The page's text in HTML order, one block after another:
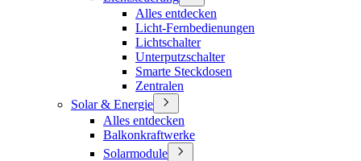
Alles entdecken
Licht-Fernbedienungen
Lichtschalter
Unterputzschalter
Smarte Steckdosen
Zentralen
Solar & Energie
Alles entdecken
Balkonkraftwerke
Solarmodule